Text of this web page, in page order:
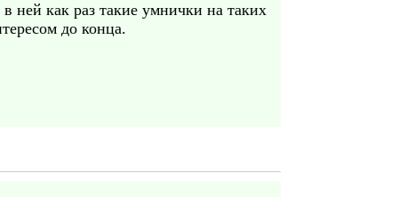
ней как раз такие умнички на таких
до конца.